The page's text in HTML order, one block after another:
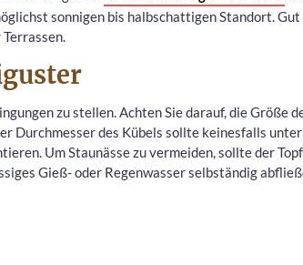
sonnigen bis halbschattigen Standort. Gut
zu stellen. Achten Sie darauf, die Größe
Durchmesser des Kübels sollte keinesfalls
Um Staunässe zu vermeiden, sollte der
Gieß- oder Regenwasser selbständig